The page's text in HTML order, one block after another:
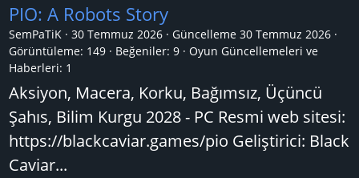
PIO: A Robots Story
SemPaTiK 30 Temmuz 2026 Güncelleme 30 Temmuz 2026
Görüntüleme: 149
Beğeniler: 9
Oyun Güncellemeleri ve
Haberleri: 1
Aksiyon, Macera, Korku, Bağımsız, Üçüncü
Şahıs, Bilim Kurgu 2028 - PC Resmi web sitesi:
https://blackcaviar.games/pio Geliştirici: Black
Caviar...